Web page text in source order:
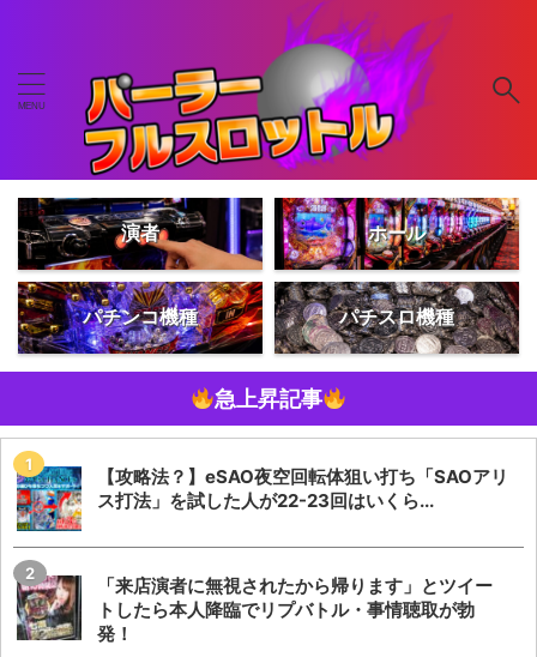
演者 ホール
パチンコ機種 パチスロ機種
急上昇記事
【攻略法？】eSAO夜空回転体狙い打ち「SAOアリ
ス打法」を試した人が22-23回はいくら...
「来店演者に無視されたから帰ります」とツイー
トしたら本人降臨でリプバトル・事情聴取が勃
発！